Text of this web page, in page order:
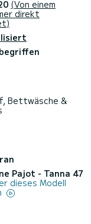
Angeboten
(Von einem
direkt
Bettwäsche &
Pajot - Tanna 47
dieses Modell